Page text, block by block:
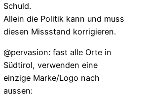
Schuld.
Allein die Politik kann und muss
diesen Missstand korrigieren.
@pervasion: fast alle Orte in
Südtirol, verwenden eine
einzige Marke/Logo nach
aussen: